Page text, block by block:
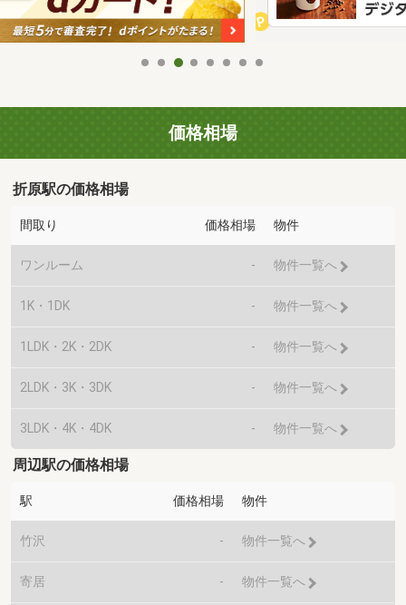
価格相場
折原駅の価格相場
間取り 価格相場 物件
ワンルーム - 物件一覧へ
1K・1DK - 物件一覧へ
1LDK・2K・2DK - 物件一覧へ
2LDK・3K・3DK - 物件一覧へ
3LDK・4K・4DK - 物件一覧へ
周辺駅の価格相場
駅 価格相場 物件
竹沢 - 物件一覧へ
寄居 - 物件一覧へ